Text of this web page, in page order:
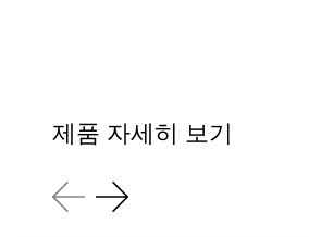
제품 자세히 보기